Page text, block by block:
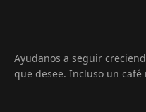
Ayudanos a seguir
que desee. Incluso un